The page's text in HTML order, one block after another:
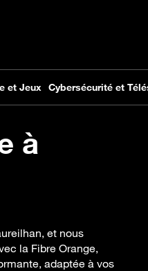
à
et nous
la Fibre Orange,
adaptée à vos